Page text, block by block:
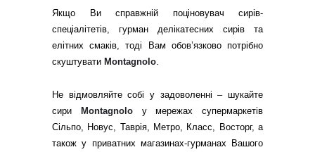
Якщо Ви справжній поціновувач сирів-
спеціалітетів, гурман делікатесних сирів та
елітних смаків, тоді Вам обов’язково потрібно
скуштувати Montagnolo.
Не відмовляйте собі у задоволенні – шукайте
сири
Montagnoloу мережах супермаркетів
Сільпо, Новус, Таврія, Метро, Класс, Восторг, а
також у приватних магазинах-гурманах Вашого